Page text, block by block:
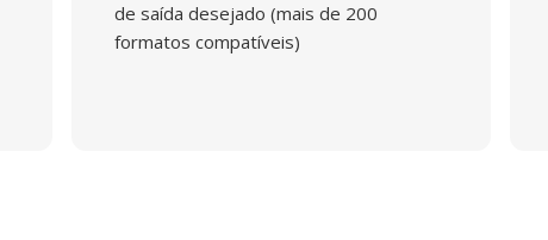
de saída desejado (mais de 200
formatos compatíveis)